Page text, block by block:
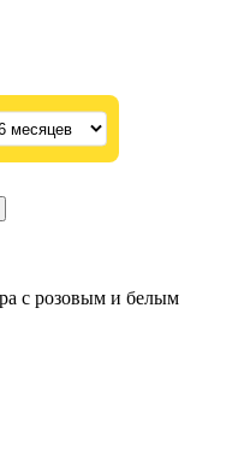
с розовым и белым